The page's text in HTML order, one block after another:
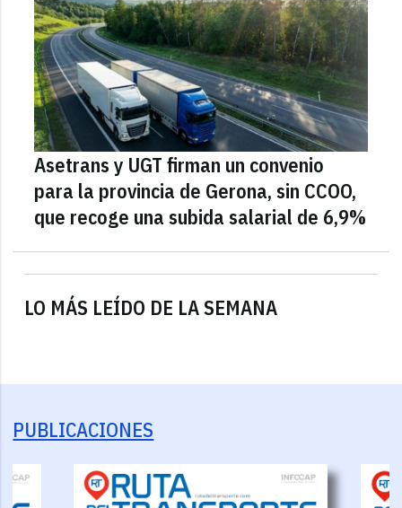
LO MÁS LEÍDO DE LA SEMANA
Asetrans y UGT firman un convenio
para la provincia de Gerona, sin CCOO,
que recoge una subida salarial de 6,9%
PUBLICACIONES